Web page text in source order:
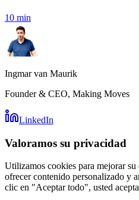
10 min
Ingmar van Maurik
Founder & CEO, Making Moves
LinkedIn
Valoramos su privacidad
Utilizamos cookies para mejorar
ofrecer contenido personalizado y
clic en "Aceptar todo", usted